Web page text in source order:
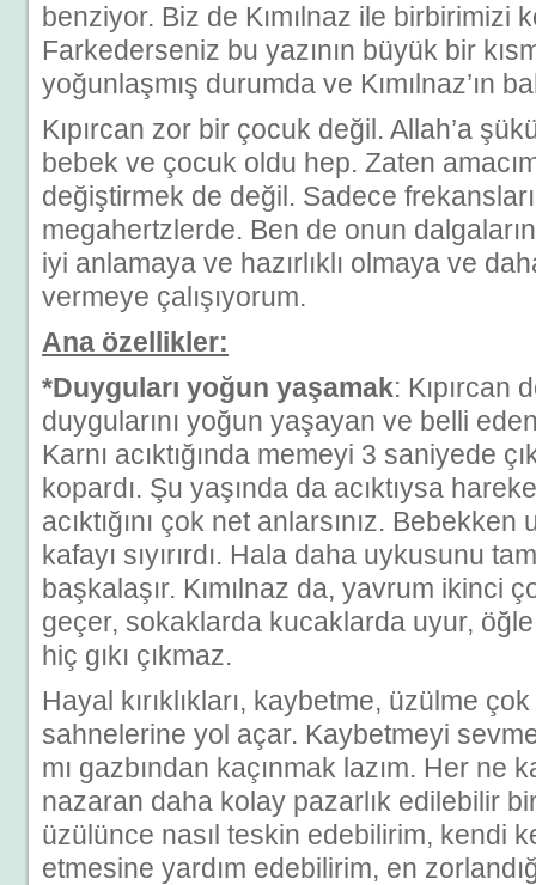
benziyor. Biz de Kımılnaz ile birbirimizi
Farkederseniz bu yazının büyük bir
yoğunlaşmış durumda ve Kımılnaz’ın
Kıpırcan zor bir çocuk değil. Allah’a
bebek ve çocuk oldu hep. Zaten amacım
değiştirmek de değil. Sadece
megahertzlerde. Ben de onun
iyi anlamaya ve hazırlıklı olmaya ve
vermeye çalışıyorum.
Ana özellikler:
*Duyguları yoğun yaşamak: Kıpırcan
duygularını yoğun yaşayan ve belli
Karnı acıktığında memeyi 3 saniyede
kopardı. Şu yaşında da acıktıysa
acıktığını çok net anlarsınız. Bebekken
kafayı sıyırırdı. Hala daha uykusunu
başkalaşır. Kımılnaz da, yavrum ikinci
geçer, sokaklarda kucaklarda uyur,
hiç gıkı çıkmaz.
Hayal kırıklıkları, kaybetme, üzülme
sahnelerine yol açar. Kaybetmeyi
mı gazbından kaçınmak lazım. Her ne
nazaran daha kolay pazarlık edilebilir
üzülünce nasıl teskin edebilirim, kendi
etmesine yardım edebilirim, en